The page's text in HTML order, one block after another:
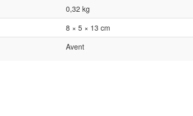
0,32 kg
8 × 5 × 13 cm
Avent